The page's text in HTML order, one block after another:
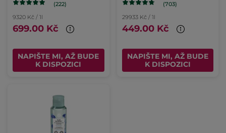
(222)
9320 Kč / 1l
699.00 Kč
NAPIŠTE MI, AŽ BUDE
K DISPOZICI
(703)
29933 Kč / 1l
449.00 Kč
NAPIŠTE MI, AŽ BUDE
K DISPOZICI